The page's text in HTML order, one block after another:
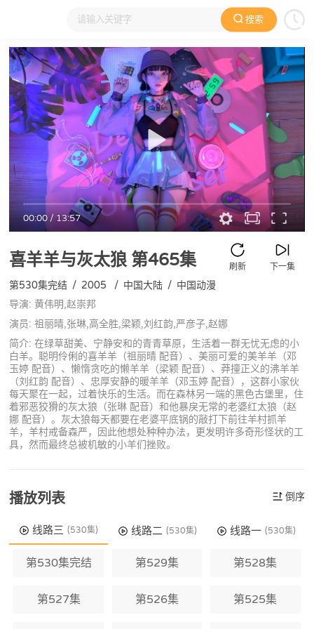
搜索
大家在看 日本动漫 国产动漫 欧美动漫 动漫电影
00:00/13:57
喜羊羊与灰太狼第465集 下一集
刷新
第530集完结 / 2005 / 中国大陆 / 中国动漫
导演: 黄伟明,赵崇邦
演员: 祖丽晴,张琳,高全胜,梁颖,刘红韵,严彦子,赵娜
简介: 在绿草甜美、宁静安和的青青草原，生活着一群无忧无虑的小
白羊。聪明伶俐的喜羊羊（祖丽晴 配音）、美丽可爱的美羊羊（邓
玉婷 配音）、懒惰贪吃的懒羊羊（梁颖 配音）、莽撞正义的沸羊羊
（刘红韵 配音）、忠厚安静的暖羊羊（邓玉婷 配音），这群小家伙
每天聚在一起，过着快乐的生活。而在森林另一端的黑色古堡里，住
着邪恶狡猾的灰太狼（张琳 配音）和他暴戾无常的老婆红太狼（赵
娜 配音）。灰太狼每天都要在老婆平底锅的敲打下前往羊村抓羊
羊，羊村戒备森严，因此他想处种种办法，更发明许多奇形怪状的工
具，然而最终总被机敏的小羊们挫败。
播放列表 倒序
线路三 (530集) 线路二 (530集) 线路一 (530集)
第530集完结 第529集 第528集
第527集 第526集 第525集